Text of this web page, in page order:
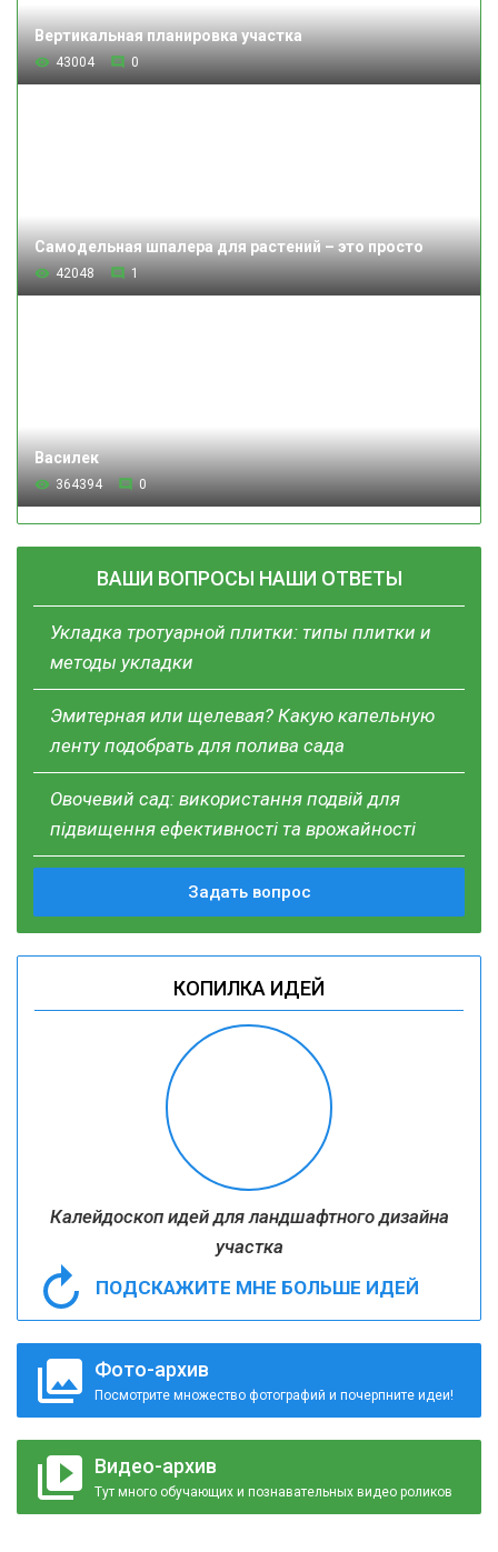
Вертикальная планировка участка
43004 0
Самодельная шпалера для растений – это просто
42048 1
Василек
364394 0
ВАШИ ВОПРОСЫ НАШИ ОТВЕТЫ
Укладка тротуарной плитки: типы плитки и
методы укладки
Эмитерная или щелевая? Какую капельную
ленту подобрать для полива сада
Овочевий сад: використання подвій для
підвищення ефективності та врожайності
Задать вопрос
КОПИЛКА ИДЕЙ
Калейдоскоп идей для ландшафтного дизайна
участка
ПОДСКАЖИТЕ МНЕ БОЛЬШЕ ИДЕЙ
Фото-архив
Посмотрите множество фотографий и почерпните идеи!
Видео-архив
Тут много обучающих и познавательных видео роликов